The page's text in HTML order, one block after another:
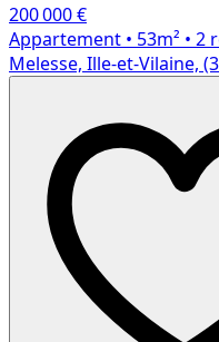
200 000 €
Appartement • 53m² • 2
Melesse, Ille-et-Vilaine,